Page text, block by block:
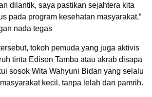
dilantik, saya pastikan sejahtera kita
pada program kesehatan masyarakat,”
nada tegas
tokoh pemuda yang juga aktivis
tinta Edison Tamba atau akrab disapa
sosok Wita Wahyuni Bidan yang selalu
kecil, tanpa lelah dan pamrih.